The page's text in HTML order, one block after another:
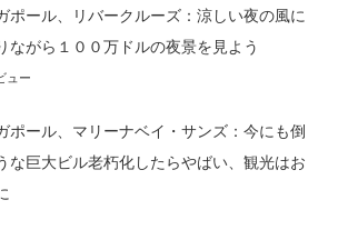
ポール、リバークルーズ：涼しい夜の風に
ながら１００万ドルの夜景を見よう
ュー
ポール、マリーナベイ・サンズ：今にも倒
な巨大ビル老朽化したらやばい、観光はお